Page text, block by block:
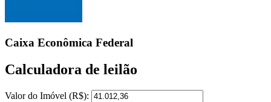
Caixa Econômica Federal
Calculadora de leilão
Valor do Imóvel (R$):